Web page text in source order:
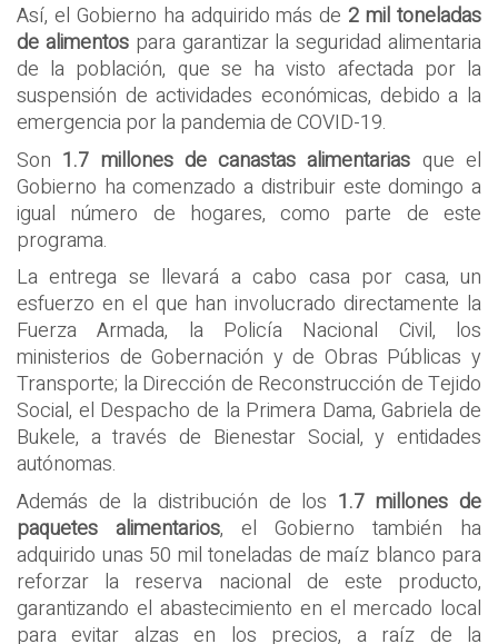
Así, el Gobierno ha adquirido más de2 mil toneladas
de alimentospara garantizar la seguridad alimentaria
de la población, que se ha visto afectada por la
suspensión de actividades económicas, debido a la
emergencia por la pandemia de COVID-19.
Son 1.7 millones de canastas alimentarias que el
Gobierno ha comenzado a distribuir este domingo a
igual número de hogares, como parte de este
programa.
La entrega se llevará a cabo casa por casa, un
esfuerzo en el que han involucrado directamente la
Fuerza Armada, la Policía Nacional Civil, los
ministerios de Gobernación y de Obras Públicas y
Transporte; la Dirección de Reconstrucción de Tejido
Social, el Despacho de la Primera Dama, Gabriela de
Bukele, a través de Bienestar Social, y entidades
autónomas.
Además de la distribución de los 1.7 millones de
paquetes alimentarios, el Gobierno también ha
adquirido unas 50 mil toneladas de maíz blanco para
reforzar la reserva nacional de este producto,
garantizando el abastecimiento en el mercado local
para evitar alzas en los precios, a raíz de la